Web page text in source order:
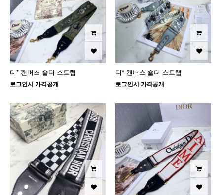
디* 캔버스 숄더 스트랩
로그인시 가격공개
디* 캔버스 숄더 스트랩
로그인시 가격공개